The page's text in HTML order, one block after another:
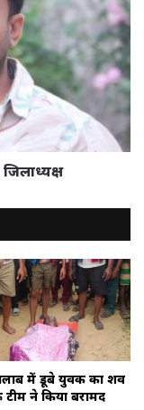
में डूबे युवक का शव
ने किया बरामद